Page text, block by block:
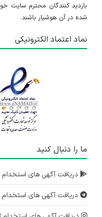
بازدید کنندگان محترم
شده در آن هوشیار باشند.
نماد اعتماد الکترونیکی
ما را دنبال کنید
دریافت آگهی های استخدام
دریافت آگهی های استخدام